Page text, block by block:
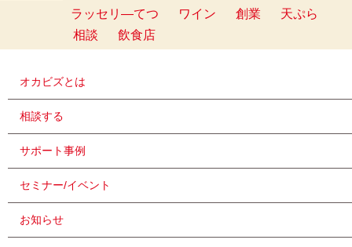
ラッセリ―てつ
ワイン 創業
天ぷら
相談
飲食店
オカビズとは
相談する
サポート事例
セミナー/イベント
お知らせ